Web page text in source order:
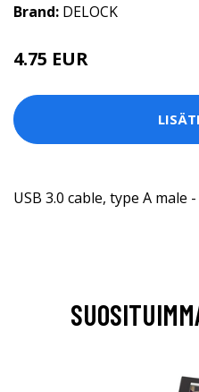
Brand: DELOCK
4.75 EUR
USB 3.0 cable, type A